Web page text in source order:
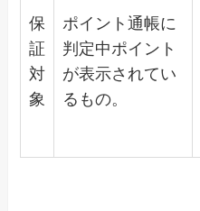
保
証
対
象
ポイント通帳に
判定中ポイント
が表示されてい
るもの。